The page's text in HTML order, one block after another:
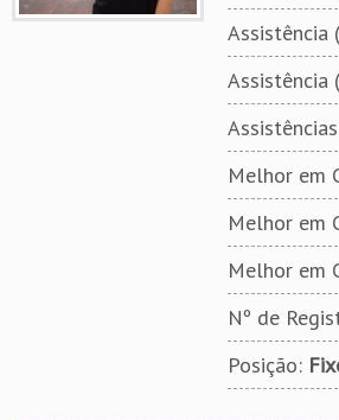
Assistência
Assistência
Melhor em
Melhor em
Melhor em
Nº de
Posição: